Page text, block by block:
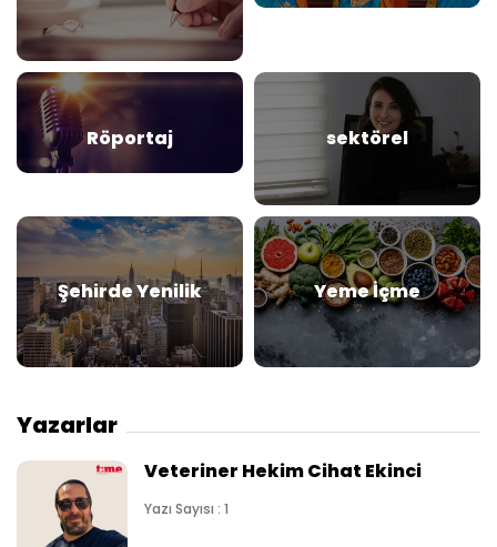
Röportaj sektörel
Şehirde Yenilik Yeme İçme
Yazarlar
Veteriner Hekim Cihat Ekinci
Yazı Sayısı : 1